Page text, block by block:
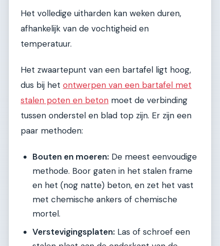
Het volledige uitharden kan weken duren,
afhankelijk van de vochtigheid en
temperatuur.
Het zwaartepunt van een bartafel ligt hoog,
dus bij het ontwerpen van een bartafel met
stalen poten en beton moet de verbinding
tussen onderstel en blad top zijn. Er zijn een
paar methoden:
Bouten en moeren: De meest eenvoudige
methode. Boor gaten in het stalen frame
en het (nog natte) beton, en zet het vast
met chemische ankers of chemische
mortel.
Verstevigingsplaten: Las of schroef een